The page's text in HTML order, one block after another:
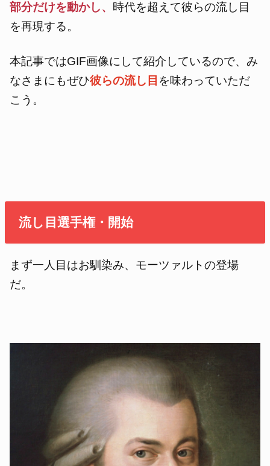
部分だけを動かし、 時代を超えて彼らの流し目
を再現する。
本記事ではGIF画像にして紹介しているので、み
なさまにもぜひ彼らの流し目 を味わっていただ
こう。
流し目選手権・開始
まず一人目はお馴染み、モーツァルトの登場
だ。